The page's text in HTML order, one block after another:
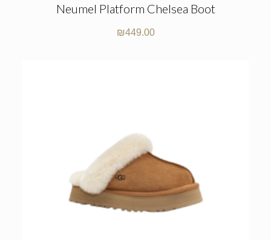
Neumel Platform Chelsea Boot
₪449.00